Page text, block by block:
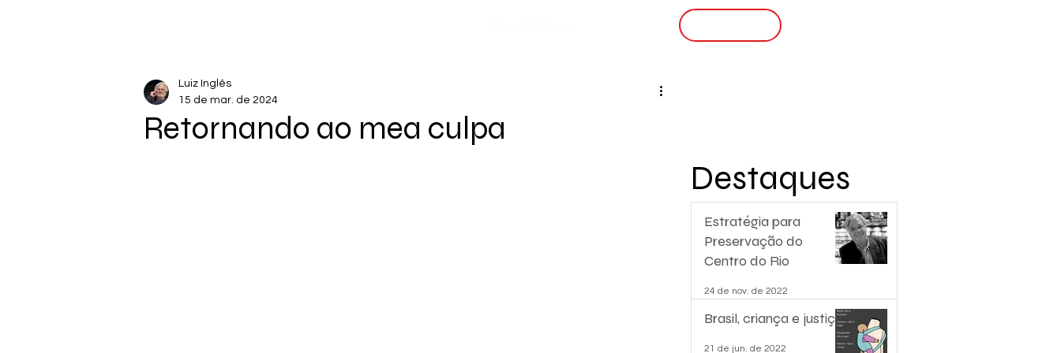
Retornando ao mea culpa
Luiz Inglês
15 de mar. de 2024
Estratégia para
Preservação do
Centro do Rio
24 de nov. de 2022
Brasil, criança e justiça.
21 de jun. de 2022
Destaques